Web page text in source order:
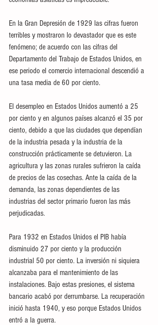
En la Gran Depresión de 1929 las cifras fueron
terribles y mostraron lo devastador que es este
fenómeno; de acuerdo con las cifras del
Departamento del Trabajo de Estados Unidos, en
ese periodo el comercio internacional descendió a
una tasa media de 60 por ciento.
El desempleo en Estados Unidos aumentó a 25
por ciento y en algunos países alcanzó el 35 por
ciento, debido a que las ciudades que dependían
de la industria pesada y la industria de la
construcción prácticamente se detuvieron. La
agricultura y las zonas rurales sufrieron la caída
de precios de las cosechas. Ante la caída de la
demanda, las zonas dependientes de las
industrias del sector primario fueron las más
perjudicadas.
Para 1932 en Estados Unidos el PIB había
disminuido 27 por ciento y la producción
industrial 50 por ciento. La inversión ni siquiera
alcanzaba para el mantenimiento de las
instalaciones. Bajo estas presiones, el sistema
bancario acabó por derrumbarse. La recuperación
inició hasta 1940, y eso porque Estados Unidos
entró a la guerra.